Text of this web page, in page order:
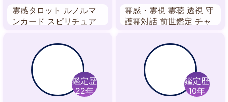
霊感タロット ルノルマ
ンカード スピリチュア
ネリング
霊感・霊視 霊聴 透視 守
護霊対話 前世鑑定 チャ
鑑定歴
22年
鑑定歴
10年